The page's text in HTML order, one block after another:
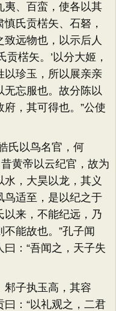
夷、百蛮，使各以其
氏贡楛矢、石砮，
远物也，以示后人
楛矢。’以分大姬，
以珍玉，所以展亲亲
无忘服也。故分陈以
，其可得也。”公使
以鸟名官，何
黄帝以云纪官，故为
，大昊以龙，其义
鸟适至，是以纪之于
以来，不能纪远，乃
能故也。”孔子闻
：“吾闻之，天子失
子执玉高，其容
：“以礼观之，二君